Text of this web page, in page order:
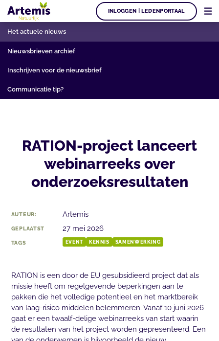
INLOGGEN | LEDENPORTAAL
Het actuele nieuws
Nieuwsbrieven archief
Inschrijven voor de nieuwsbrief
Communicatie tip?
RATION-project lanceert
webinarreeks over
onderzoeksresultaten
AUTEUR: Artemis
GEPLAATST 27 mei 2026
TAGS EVENT KENNIS SAMENWERKING
RATION is een door de EU gesubsidieerd project dat als
missie heeft om regelgevende beperkingen aan te
pakken die het volledige potentieel en het marktbereik
van laag-risico middelen belemmeren. Vanaf 10 juni 2026
gaat er een twaalf-delige webinarreeks van start waarin
de resultaten van het project worden gepresenteerd. Een